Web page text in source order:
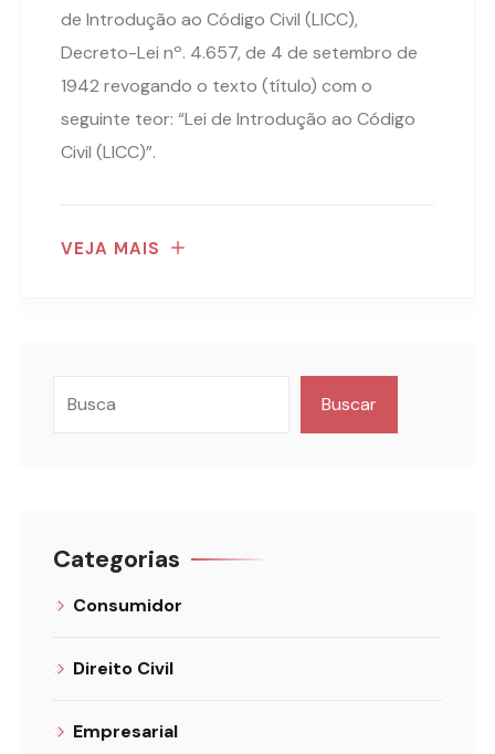
de Introdução ao Código Civil (LICC),
Decreto-Lei nº. 4.657, de 4 de setembro de
1942 revogando o texto (título) com o
seguinte teor: “Lei de Introdução ao Código
Civil (LICC)”.
VEJA MAIS
Buscar
Categorias
Consumidor
Direito Civil
Empresarial